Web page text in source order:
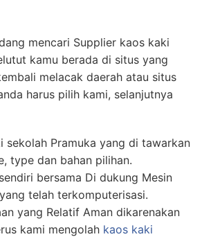
mencari Supplier kaos kaki
kamu berada di situs yang
melacak daerah atau situs
harus pilih kami, selanjutnya
sekolah Pramuka yang di tawarkan
type dan bahan pilihan.
bersama Di dukung Mesin
telah terkomputerisasi.
yang Relatif Aman dikarenakan
kami mengolah kaos kaki